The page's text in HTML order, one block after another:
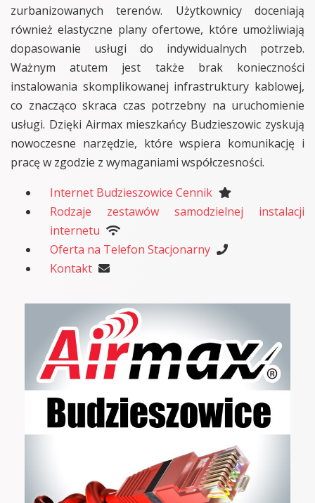
zurbanizowanych terenów. Użytkownicy doceniają
również elastyczne plany ofertowe, które umożliwiają
dopasowanie usługi do indywidualnych potrzeb.
Ważnym atutem jest także brak konieczności
instalowania skomplikowanej infrastruktury kablowej,
co znacząco skraca czas potrzebny na uruchomienie
usługi. Dzięki Airmax mieszkańcy Budzieszowic zyskują
nowoczesne narzędzie, które wspiera komunikację i
pracę w zgodzie z wymaganiami współczesności.
Internet Budzieszowice Cennik
Rodzaje zestawów samodzielnej instalacji
internetu
Oferta na Telefon Stacjonarny
Kontakt